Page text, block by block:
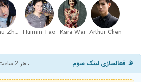
Arthur Chen
Kara Wai
Huimin Tao
Chuchu Zhou
📡 فعالسازی لینک سوم ، هر 2 ساعت یک فیلم برای یک کاربر ویژه